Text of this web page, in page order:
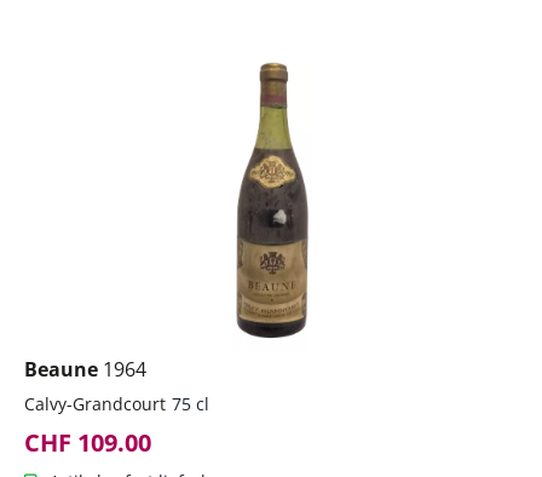
Beaune 1964
Calvy-Grandcourt 75 cl
CHF 109.00